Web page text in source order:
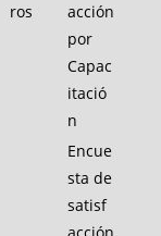
ros
acción
por
Capac
itació
n
Encue
sta de
satisf